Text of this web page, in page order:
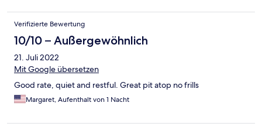
Verifizierte Bewertung
10/10 – Außergewöhnlich
21. Juli 2022
Mit Google übersetzen
Good rate, quiet and restful. Great pit atop no frills
Margaret, Aufenthalt von 1 Nacht